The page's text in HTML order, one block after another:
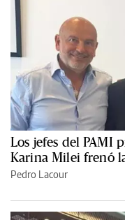
Los jefes del PAMI
Karina Milei frenó
Pedro Lacour